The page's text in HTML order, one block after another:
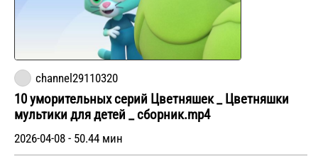
channel29110320
10 уморительных серий Цветняшек _ Цветняшки
мультики для детей _ сборник.mp4
2026-04-08 - 50.44 мин